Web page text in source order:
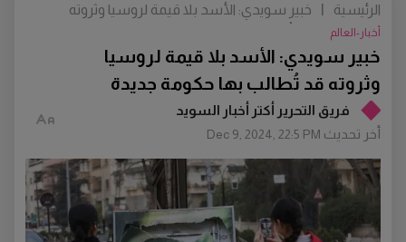
فريق التحرير أكتر أخبار السويد
أخر تحديث Dec 9, 2024, 22:5 PM
خبير سويدي: الأسد بلا قيمة لروسيا
وثروته قد تُطالب بها حكومة جديدة
أخبار-العالم
الرئيسية
خبير سويدي: الأسد بلا قيمة لروسيا وثروته